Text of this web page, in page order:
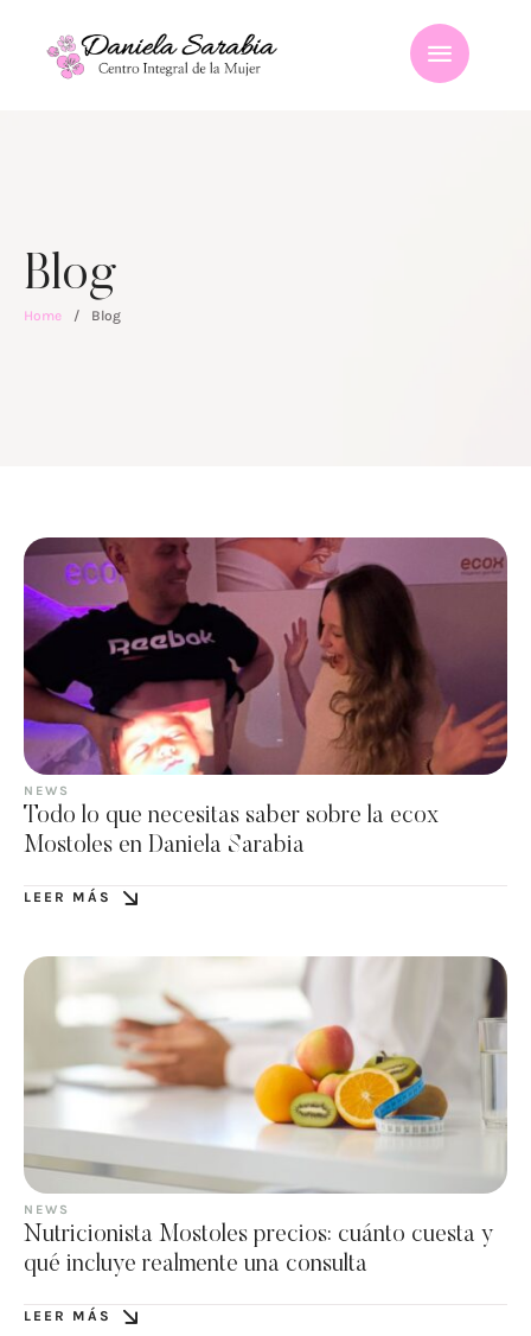
Blog
Home / Blog
NEWS
Todo lo que necesitas saber sobre la ecox
Mostoles en Daniela Sarabia
LEER MÁS
NEWS
Nutricionista Mostoles precios: cuánto cuesta y
qué incluye realmente una consulta
LEER MÁS